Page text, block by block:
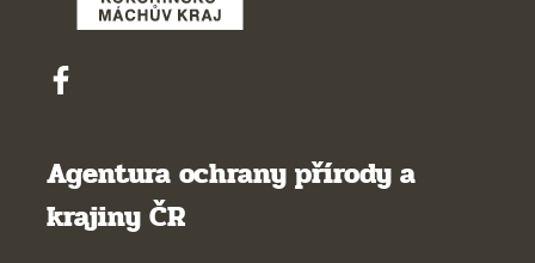
Agentura ochrany přírody a
krajiny ČR